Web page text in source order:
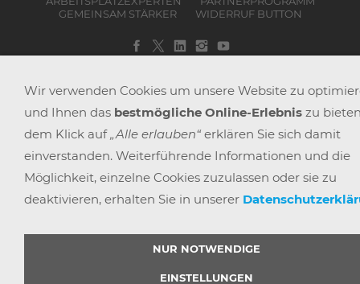
GEMEINSAM STÄRKER
WIDERRUF BUTTON
Wir verwenden Cookies um unsere Website zu
und Ihnen das bestmögliche Online-Erlebnis zu
dem Klick auf„Alle erlauben“ erklären Sie sich damit
einverstanden. Weiterführende Informationen und die
Möglichkeit, einzelne Cookies zuzulassen oder sie zu
deaktivieren, erhalten Sie in unserer
NUR NOTWENDIGE
EINSTELLUNGEN